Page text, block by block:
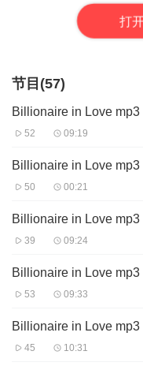
个温柔善良的女孩，她
随着两人逐渐熟悉，他发
每当夜幕降临，城市的霓
中泛起阵阵涟漪。
然而，他们的爱情之路并
意揣测以及社会的偏见，
打
节目(57)
Billionaire in Love mp3
52 09:19
Billionaire in Love mp3
50 00:21
Billionaire in Love mp3
39 09:24
Billionaire in Love mp3
53 09:33
Billionaire in Love mp3
45 10:31